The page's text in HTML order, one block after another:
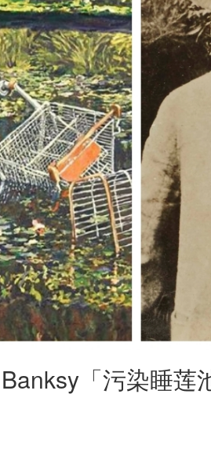
「污染睡莲